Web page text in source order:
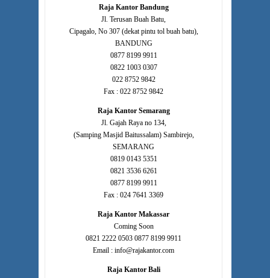
Raja Kantor Bandung
Jl. Terusan Buah Batu,
Cipagalo, No 307 (dekat pintu tol buah batu),
BANDUNG
0877 8199 9911
0822 1003 0307
022 8752 9842
Fax : 022 8752 9842
Raja Kantor Semarang
Jl. Gajah Raya no 134,
(Samping Masjid Baitussalam) Sambirejo,
SEMARANG
0819 0143 5351
0821 3536 6261
0877 8199 9911
Fax : 024 7641 3369
Raja Kantor Makassar
Coming Soon
0821 2222 0503 0877 8199 9911
Email : info@rajakantor.com
Raja Kantor Bali